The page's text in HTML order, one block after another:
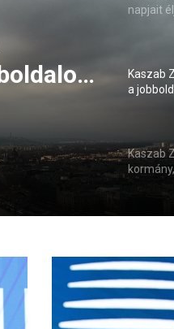
napjait
Kaszab
a
Kaszab